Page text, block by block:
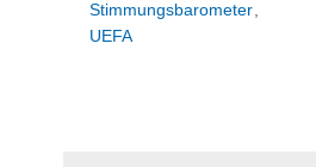
Stimmungsbarometer,
UEFA